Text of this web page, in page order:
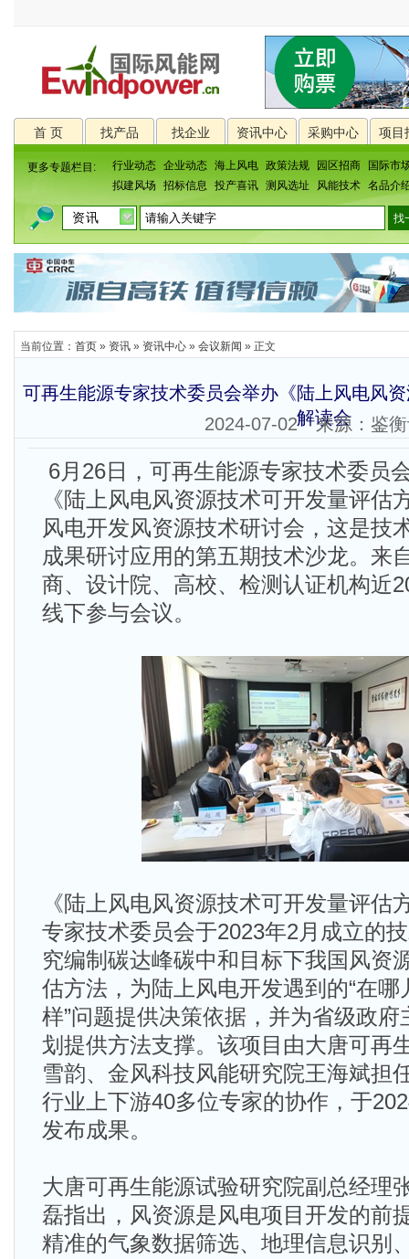
首 页 找产品 找企业 资讯中心 采购中心 项目
更多专题栏目: 行业动态 企业动态 海上风电 政策法规 园区招商
国际市
拟建风场
招标信息 投产喜讯 测风选址 风能技术 名品介
当前位置： 首页 » 资讯 » 资讯中心 » 会议新闻 » 正文
可再生能源专家技术委员会举办《陆上风电风
解读会
2024-07-02 来源：鉴
6月26日，可再生能源专家技术委员
《陆上风电风资源技术可开发量评估
风电开发风资源技术研讨会，这是技
成果研讨应用的第五期技术沙龙。来
商、设计院、高校、检测认证机构近
线下参与会议。
《陆上风电风资源技术可开发量评估
专家技术委员会于2023年2月成立的
究编制碳达峰碳中和目标下我国风资
估方法，为陆上风电开发遇到的“在
样”问题提供决策依据，并为省级政
划提供方法支撑。该项目由大唐可再
雪韵、金风科技风能研究院王海斌担
行业上下游40多位专家的协作，于
发布成果。
大唐可再生能源试验研究院副总经理
磊指出，风资源是风电项目开发的前
精准的气象数据筛选、地理信息识别